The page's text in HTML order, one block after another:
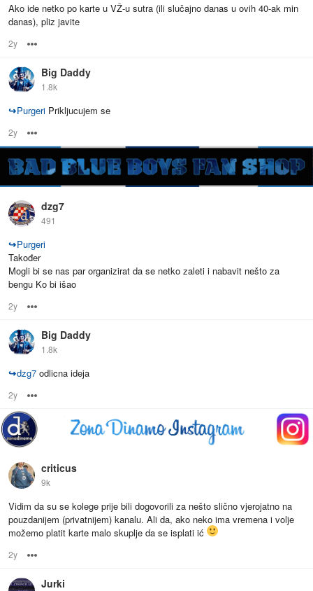
Ako ide netko po karte u VŽ-u sutra (ili slučajno danas u ovih 40-ak min
danas), pliz javite
2y
Big Daddy
1.8k
↪Purgeri Prikljucujem se
2y
dzg7
491
↪Purgeri
Također
Mogli bi se nas par organizirat da se netko zaleti i nabavit nešto za
bengu Ko bi išao
2y
Big Daddy
1.8k
↪dzg7 odlicna ideja
2y
criticus
9k
Vidim da su se kolege prije bili dogovorili za nešto slično vjerojatno na
pouzdanijem (privatnijem) kanalu. Ali da, ako neko ima vremena i volje
možemo platit karte malo skuplje da se isplati ić
2y
Jurki